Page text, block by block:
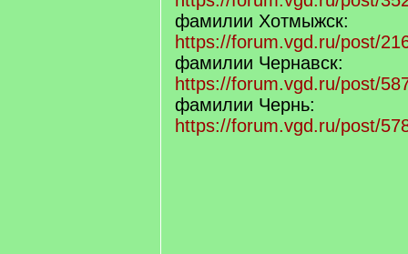
фамилии Хотмыжск:
https://forum.vgd.ru/post/
фамилии Чернавск:
https://forum.vgd.ru/post/
фамилии Чернь:
https://forum.vgd.ru/post/